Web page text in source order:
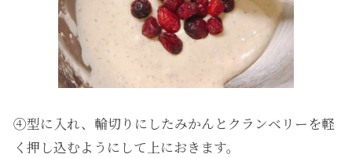
④型に入れ、輪切りにしたみかんとクランベリーを軽
く押し込むようにして上におきます。